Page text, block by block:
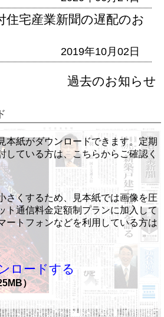
住宅産業新聞の遅配のお
2019年10月02日
過去のお知らせ
本紙がダウンロードできます。定期
している方は、こちらからご確認く
さくするため、見本紙では画像を圧
ト通信料金定額制プランに加入して
ートフォンなどを利用している方は
ロードする
）